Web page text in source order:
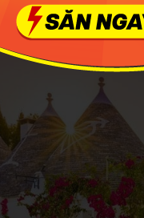
xinh đẹp thuộc địa
Victor